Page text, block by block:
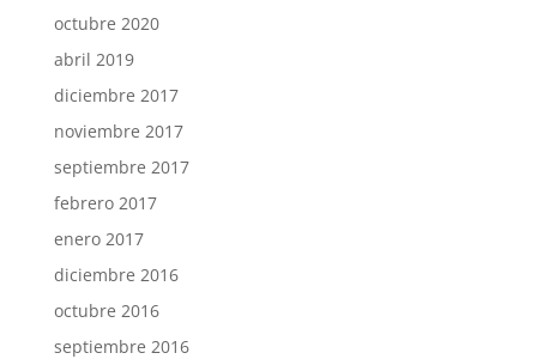
octubre 2020
abril 2019
diciembre 2017
noviembre 2017
septiembre 2017
febrero 2017
enero 2017
diciembre 2016
octubre 2016
septiembre 2016